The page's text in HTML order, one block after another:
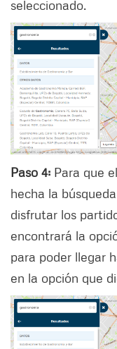
seleccionado.
Paso 4: Para que
hecha la
disfrutar los
encontrará la
para poder llegar
en la opción que